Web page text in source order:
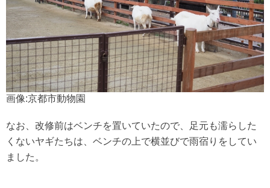
画像:京都市動物園
なお、改修前はベンチを置いていたので、足元も濡らした
くないヤギたちは、ベンチの上で横並びで雨宿りをしてい
ました。